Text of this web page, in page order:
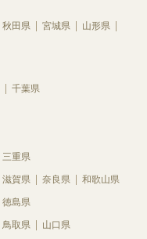
秋田県 宮城県
山形県
千葉県
三重県
滋賀県 奈良県 和歌山県
徳島県
鳥取県 山口県